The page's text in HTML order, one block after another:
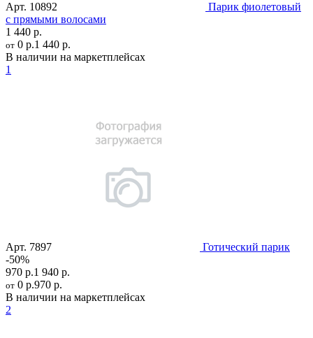
Арт. 10892
Парик фиолетовый
с прямыми волосами
1 440 р.
от 0 р.1 440 р.
В наличии на маркетплейсах
1
Арт. 7897
Готический парик
-50%
970 р.1 940 р.
от 0 р.970 р.
В наличии на маркетплейсах
2